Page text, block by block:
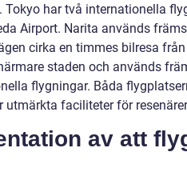
har två internationella
Airport. Narita används
cirka en timmes bilresa från
staden och används
flygningar. Båda
utmärkta faciliteter för
av att